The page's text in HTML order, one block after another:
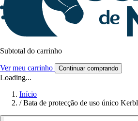
Subtotal do carrinho
Ver meu carrinho Continuar comprando
Loading...
Início
/ Bata de protecção de uso único Kerbl